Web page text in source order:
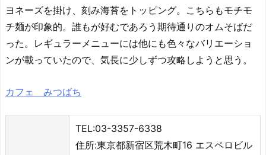
ヨネーズを掛け、刻み海苔をトッピング。こちらもモチモ
チ麺が印象的。誰もが好むであろう期待通りのオムそばだ
った。レギュラーメニューには他にも色々なバリエーショ
ンが載っていたので、気長に少しずつ攻略しようと思う。
カフェ みつばち
TEL:03-3357-6338
住所:東京都新宿区荒木町16 エスペロビル